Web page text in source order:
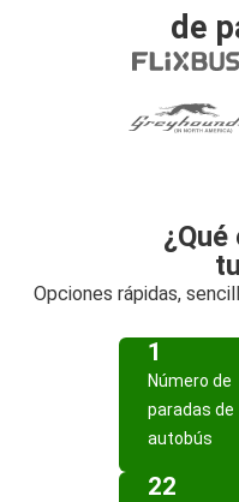
de
Opciones rápidas,
1
Número de
paradas de
autobús
22